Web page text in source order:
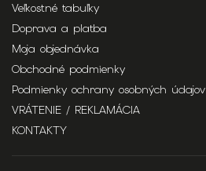
Veľkostné tabuľky
Doprava a platba
Moja objednávka
Obchodné podmienky
Podmienky ochrany osobných údajov
VRÁTENIE / REKLAMÁCIA
KONTAKTY